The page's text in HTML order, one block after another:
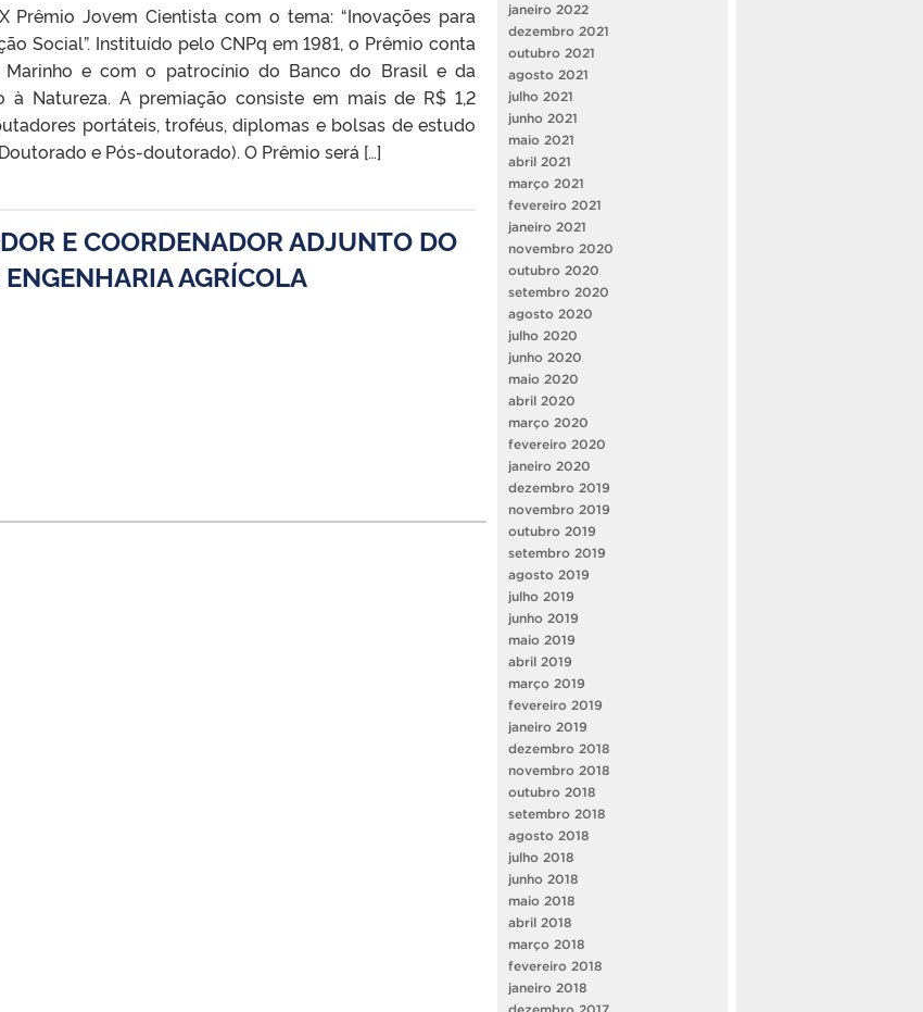
Prêmio Jovem Cientista com o tema: “Inovações para
Social”. Instituído pelo CNPq em 1981, o Prêmio conta
e com o patrocínio do Banco do Brasil e da
à Natureza. A premiação consiste em mais de R$ 1,2
portáteis, troféus, diplomas e bolsas de estudo
e Pós-doutorado). O Prêmio será […]
E COORDENADOR ADJUNTO DO
AGRÍCOLA
janeiro 2022
dezembro 2021
outubro 2021
agosto 2021
julho 2021
junho 2021
maio 2021
abril 2021
março 2021
fevereiro 2021
janeiro 2021
novembro 2020
outubro 2020
setembro 2020
agosto 2020
julho 2020
junho 2020
maio 2020
abril 2020
março 2020
fevereiro 2020
janeiro 2020
dezembro 2019
novembro 2019
outubro 2019
setembro 2019
agosto 2019
julho 2019
junho 2019
maio 2019
abril 2019
março 2019
fevereiro 2019
janeiro 2019
dezembro 2018
novembro 2018
outubro 2018
setembro 2018
agosto 2018
julho 2018
junho 2018
maio 2018
abril 2018
março 2018
fevereiro 2018
janeiro 2018
dezembro 2017